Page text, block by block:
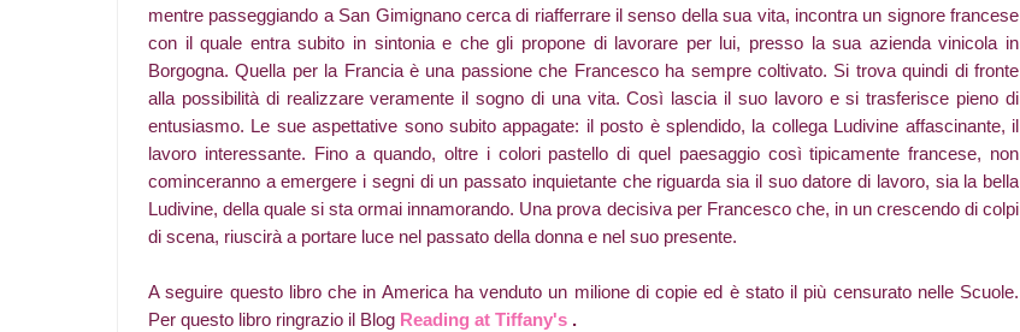
mentre passeggiando a San Gimignano cerca di riafferrare il senso della sua vita, incontra un signore francese
con il quale entra subito in sintonia e che gli propone di lavorare per lui, presso la sua azienda vinicola in
Borgogna. Quella per la Francia è una passione che Francesco ha sempre coltivato. Si trova quindi di fronte
alla possibilità di realizzare veramente il sogno di una vita. Così lascia il suo lavoro e si trasferisce pieno di
entusiasmo. Le sue aspettative sono subito appagate: il posto è splendido, la collega Ludivine affascinante, il
lavoro interessante. Fino a quando, oltre i colori pastello di quel paesaggio così tipicamente francese, non
cominceranno a emergere i segni di un passato inquietante che riguarda sia il suo datore di lavoro, sia la bella
Ludivine, della quale si sta ormai innamorando. Una prova decisiva per Francesco che, in un crescendo di colpi
di scena, riuscirà a portare luce nel passato della donna e nel suo presente.
A seguire questo libro che in America ha venduto un milione di copie ed è stato il più censurato nelle Scuole.
Per questo libro ringrazio il Blog Reading at Tiffany's .